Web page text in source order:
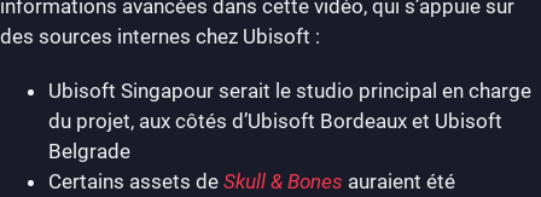
informations avancées dans cette vidéo, qui s’appuie sur
des sources internes chez Ubisoft :
Ubisoft Singapour serait le studio principal en charge
du projet, aux côtés d’Ubisoft Bordeaux et Ubisoft
Belgrade
Certains assets de Skull & Bones auraient été